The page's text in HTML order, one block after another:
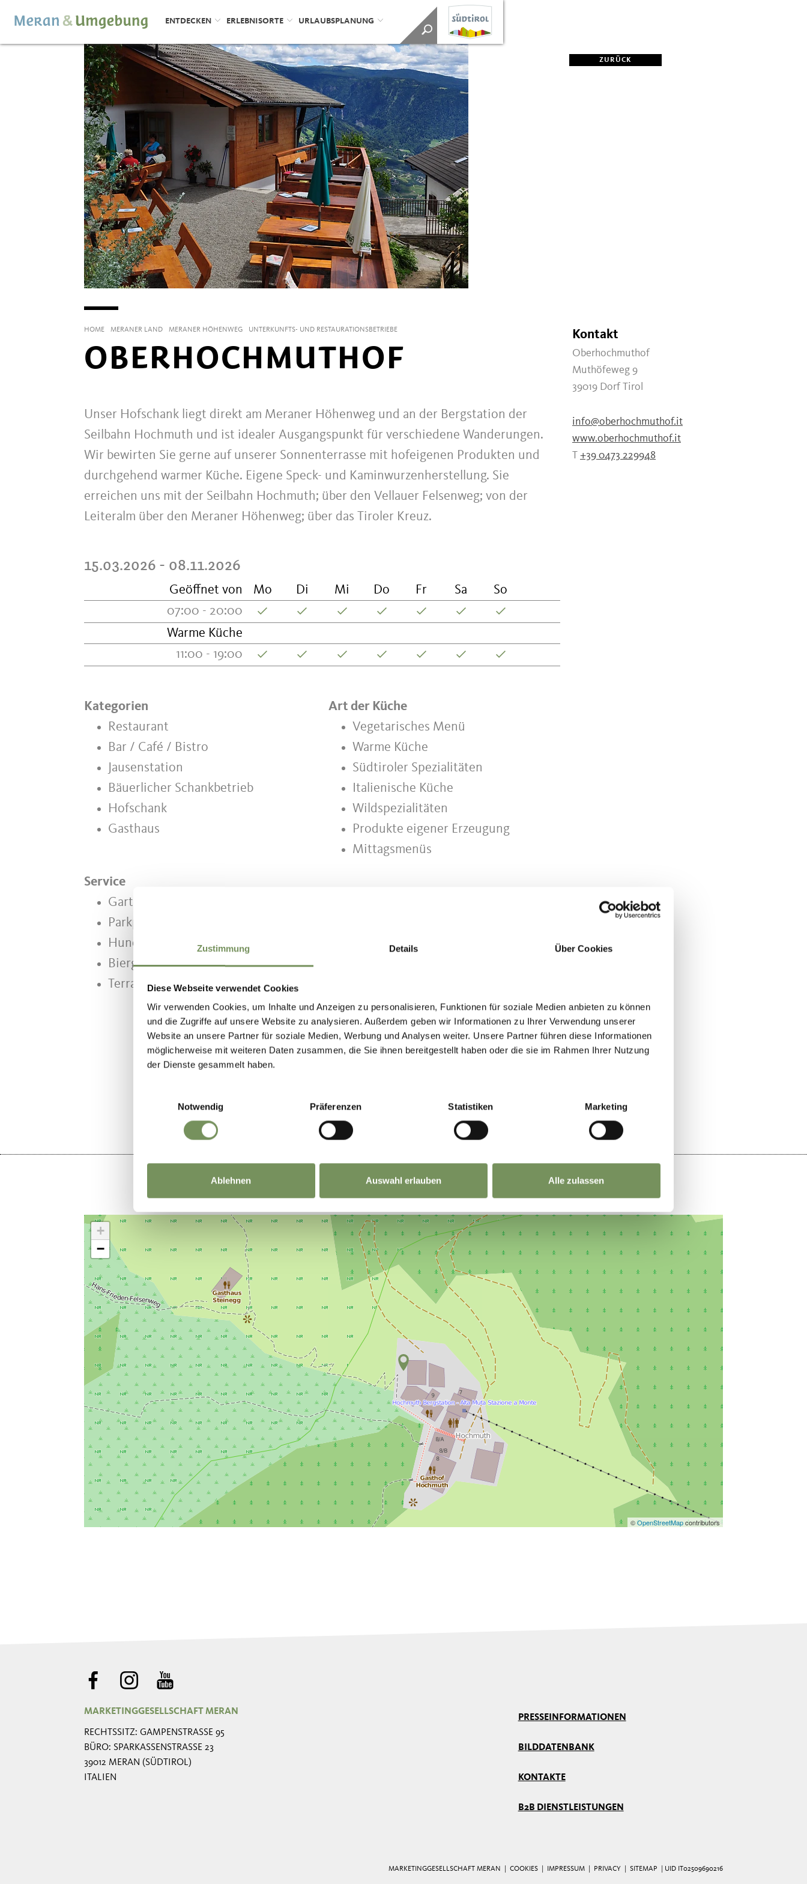
Zustimmung Details Über Cookies
Diese Webseite verwendet Cookies
Wir verwenden Cookies, um Inhalte und Anzeigen zu personalisieren, Funktionen für soziale Medien anbieten zu können
und die Zugriffe auf unsere Website zu analysieren. Außerdem geben wir Informationen zu Ihrer Verwendung unserer
Website an unsere Partner für soziale Medien, Werbung und Analysen weiter. Unsere Partner führen diese Informationen
möglicherweise mit weiteren Daten zusammen, die Sie ihnen bereitgestellt haben oder die sie im Rahmen Ihrer Nutzung
der Dienste gesammelt haben.
Notwendig
Präferenzen Statistiken Marketing
Ablehnen Auswahl erlauben Alle zulassen
ENTDECKEN ERLEBNISORTE URLAUBSPLANUNG
ZURÜCK
HOME MERANER LAND MERANER HÖHENWEG UNTERKUNFTS- UND RESTAURATIONSBETRIEBE
OBERHOCHMUTHOF
Unser Hofschank liegt direkt am Meraner Höhenweg und an der Bergstation der
Seilbahn Hochmuth und ist idealer Ausgangspunkt für verschiedene Wanderungen.
Wir bewirten Sie gerne auf unserer Sonnenterrasse mit hofeigenen Produkten und
durchgehend warmer Küche. Eigene Speck- und Kaminwurzenherstellung. Sie
erreichen uns mit der Seilbahn Hochmuth; über den Vellauer Felsenweg; von der
Leiteralm über den Meraner Höhenweg; über das Tiroler Kreuz.
15.03.2026 - 08.11.2026
Geöffnet von Mo Di Mi Do Fr Sa
So
07:00 - 20:00
Warme Küche
11:00 - 19:00
Kategorien
Restaurant
Bar / Café / Bistro
Jausenstation
Bäuerlicher Schankbetrieb
Hofschank
Gasthaus
Art der Küche
Vegetarisches Menü
Warme Küche
Südtiroler Spezialitäten
Italienische Küche
Wildspezialitäten
Produkte eigener Erzeugung
Mittagsmenüs
Service
Garten
Parkplätze
Hunde erlaubt
Biergarten
Terrasse
Kontakt
Oberhochmuthof
Muthöfeweg 9
39019 Dorf Tirol
info@oberhochmuthof.it
www.oberhochmuthof.it
T +39 0473 229948
+
−
©OpenStreetMapcontributors
MARKETINGGESELLSCHAFT MERAN
RECHTSSITZ: GAMPENSTRASSE 95
BÜRO: SPARKASSENSTRASSE 23
39012 MERAN (SÜDTIROL)
ITALIEN
PRESSEINFORMATIONEN
BILDDATENBANK
KONTAKTE
B2B DIENSTLEISTUNGEN
MARKETINGGESELLSCHAFT MERAN | COOKIES IMPRESSUM PRIVACY SITEMAP | UID IT02509690216